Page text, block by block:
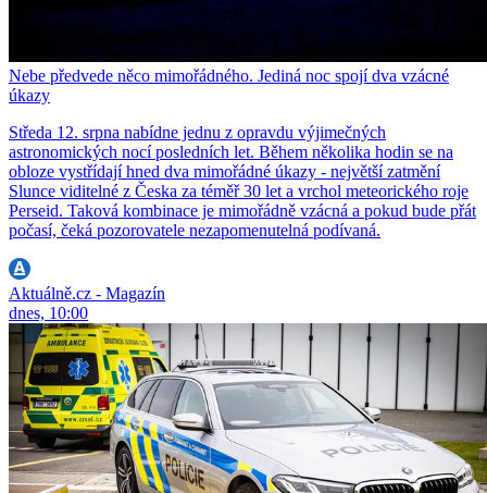
Nebe předvede něco mimořádného. Jediná noc spojí dva vzácné
úkazy
Středa 12. srpna nabídne jednu z opravdu výjimečných
astronomických nocí posledních let. Během několika hodin se na
obloze vystřídají hned dva mimořádné úkazy - největší zatmění
Slunce viditelné z Česka za téměř 30 let a vrchol meteorického roje
Perseid. Taková kombinace je mimořádně vzácná a pokud bude přát
počasí, čeká pozorovatele nezapomenutelná podívaná.
Aktuálně.cz - Magazín
dnes, 10:00